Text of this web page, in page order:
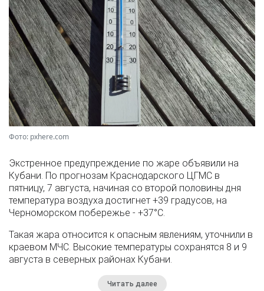
Фото: pxhere.com
Экстренное предупреждение по жаре объявили на
Кубани. По прогнозам Краснодарского ЦГМС в
пятницу, 7 августа, начиная со второй половины дня
температура воздуха достигнет +39 градусов, на
Черноморском побережье - +37°­С.
Такая жара относится к опасным явлениям, уточнили в
краевом МЧС. Высокие температуры сохранятся 8 и 9
августа в северных районах Кубани.
Читать далее